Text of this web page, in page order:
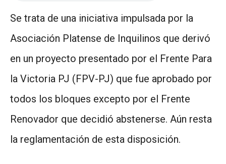
Se trata de una iniciativa impulsada por la
Asociación Platense de Inquilinos que derivó
en un proyecto presentado por el Frente Para
la Victoria PJ (FPV-PJ) que fue aprobado por
todos los bloques excepto por el Frente
Renovador que decidió abstenerse. Aún resta
la reglamentación de esta disposición.